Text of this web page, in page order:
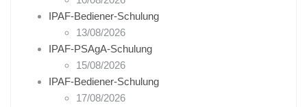
IPAF-Bediener-Schulung
13/08/2026
IPAF-PSAgA-Schulung
15/08/2026
IPAF-Bediener-Schulung
17/08/2026